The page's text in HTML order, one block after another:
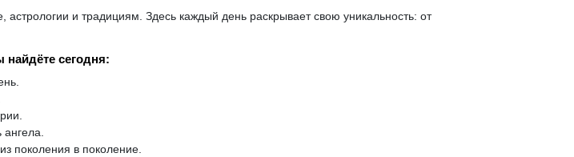
астрологии и традициям. Здесь каждый день раскрывает свою уникальность: от
найдёте сегодня:
поколения в поколение.